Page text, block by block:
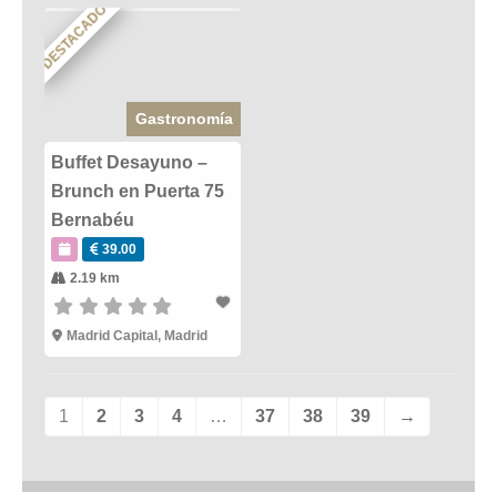
DESTACADO
Gastronomía
Buffet Desayuno –
Brunch en Puerta 75
Bernabéu
39.00
2.19 km
Madrid Capital, Madrid
1 2 3 4 … 37 38 39 →